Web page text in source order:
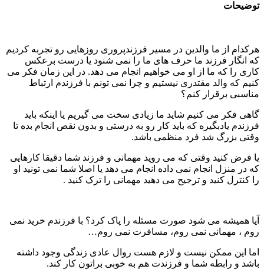
از ما والدین در مسیر فرزندپروری روزهایی رو تجربه کردیم
انگار فرزند ما حرف های ما را نمی شنود یا درست برعکس
را که ما از او می خواهیم انجام می دهد. در این زمان فکر می
که والد مقتدری نیستیم و چرا نمی تونم با فرزندم ارتباط
برقرار کنم؟
فکر می کنیم شاید ما زیادی سخت می گیریم یا اینکه باید
یادبگیره که باید کار رو به درستی و بدون نقص انجام بده تا
بزرگ شد فرد منظمی باشد.
فرض کنید وقتی که می روید مهمانی و فرزند شما دقیقا کارهایی
در منزل انجام نمی داده انجام می دهد یا اصلا شما نمی تونید او
کنترل کنید و ترجیح می دهید مهمانی را ترک کنید .
همیشه می شود صورت مسئله را پاک کرد؟ با فرزندم خرید نمی
، مهمانی نمی روم، مسافرت نمی روم…
این ممکن نیست و لازم هست روال عادی زندگی وجود داشته
و رابطه شما و فرزندت هم به خوبی براتون کار کند.